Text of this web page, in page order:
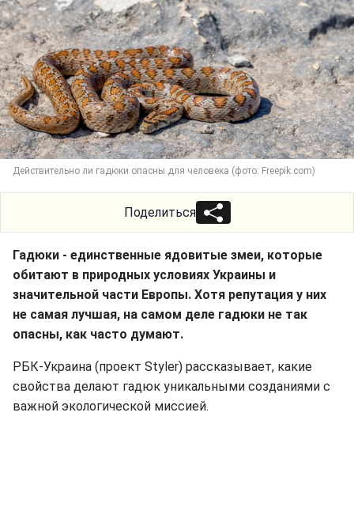
Действительно ли гадюки опасны для человека (фото: Freepik.com)
Поделиться
Гадюки - единственные ядовитые змеи, которые
обитают в природных условиях Украины и
значительной части Европы. Хотя репутация у них
не самая лучшая, на самом деле гадюки не так
опасны, как часто думают.
РБК-Украина (проект Styler) рассказывает, какие
свойства делают гадюк уникальными созданиями с
важной экологической миссией.